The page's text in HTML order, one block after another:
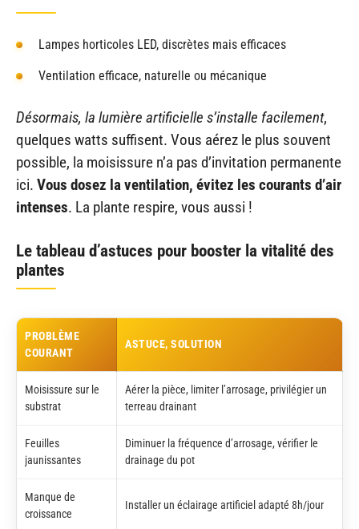
Lampes horticoles LED, discrètes mais efficaces
Ventilation efficace, naturelle ou mécanique
Désormais, la lumière artificielle s’installe facilement,
quelques watts suffisent. Vous aérez le plus souvent
possible, la moisissure n’a pas d’invitation permanente
ici. Vous dosez la ventilation, évitez les courants d’air
intenses. La plante respire, vous aussi !
Le tableau d’astuces pour booster la vitalité des
plantes
PROBLÈME
COURANT
ASTUCE, SOLUTION
Moisissure sur le
substrat
Aérer la pièce, limiter l’arrosage, privilégier un
terreau drainant
Feuilles
jaunissantes
Diminuer la fréquence d’arrosage, vérifier le
drainage du pot
Manque de
croissance
Installer un éclairage artificiel adapté 8h/jour